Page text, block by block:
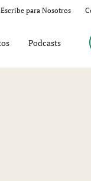
Escribe para Nosotros
Podcasts